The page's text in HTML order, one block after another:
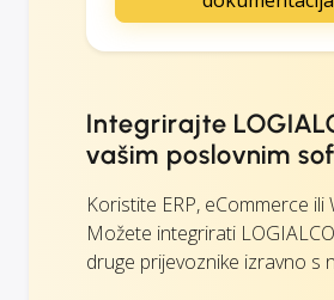
Integrirajte
vašim poslovnim
Koristite ERP, eCommerce ili
Možete integrirati
druge prijevoznike izravno s